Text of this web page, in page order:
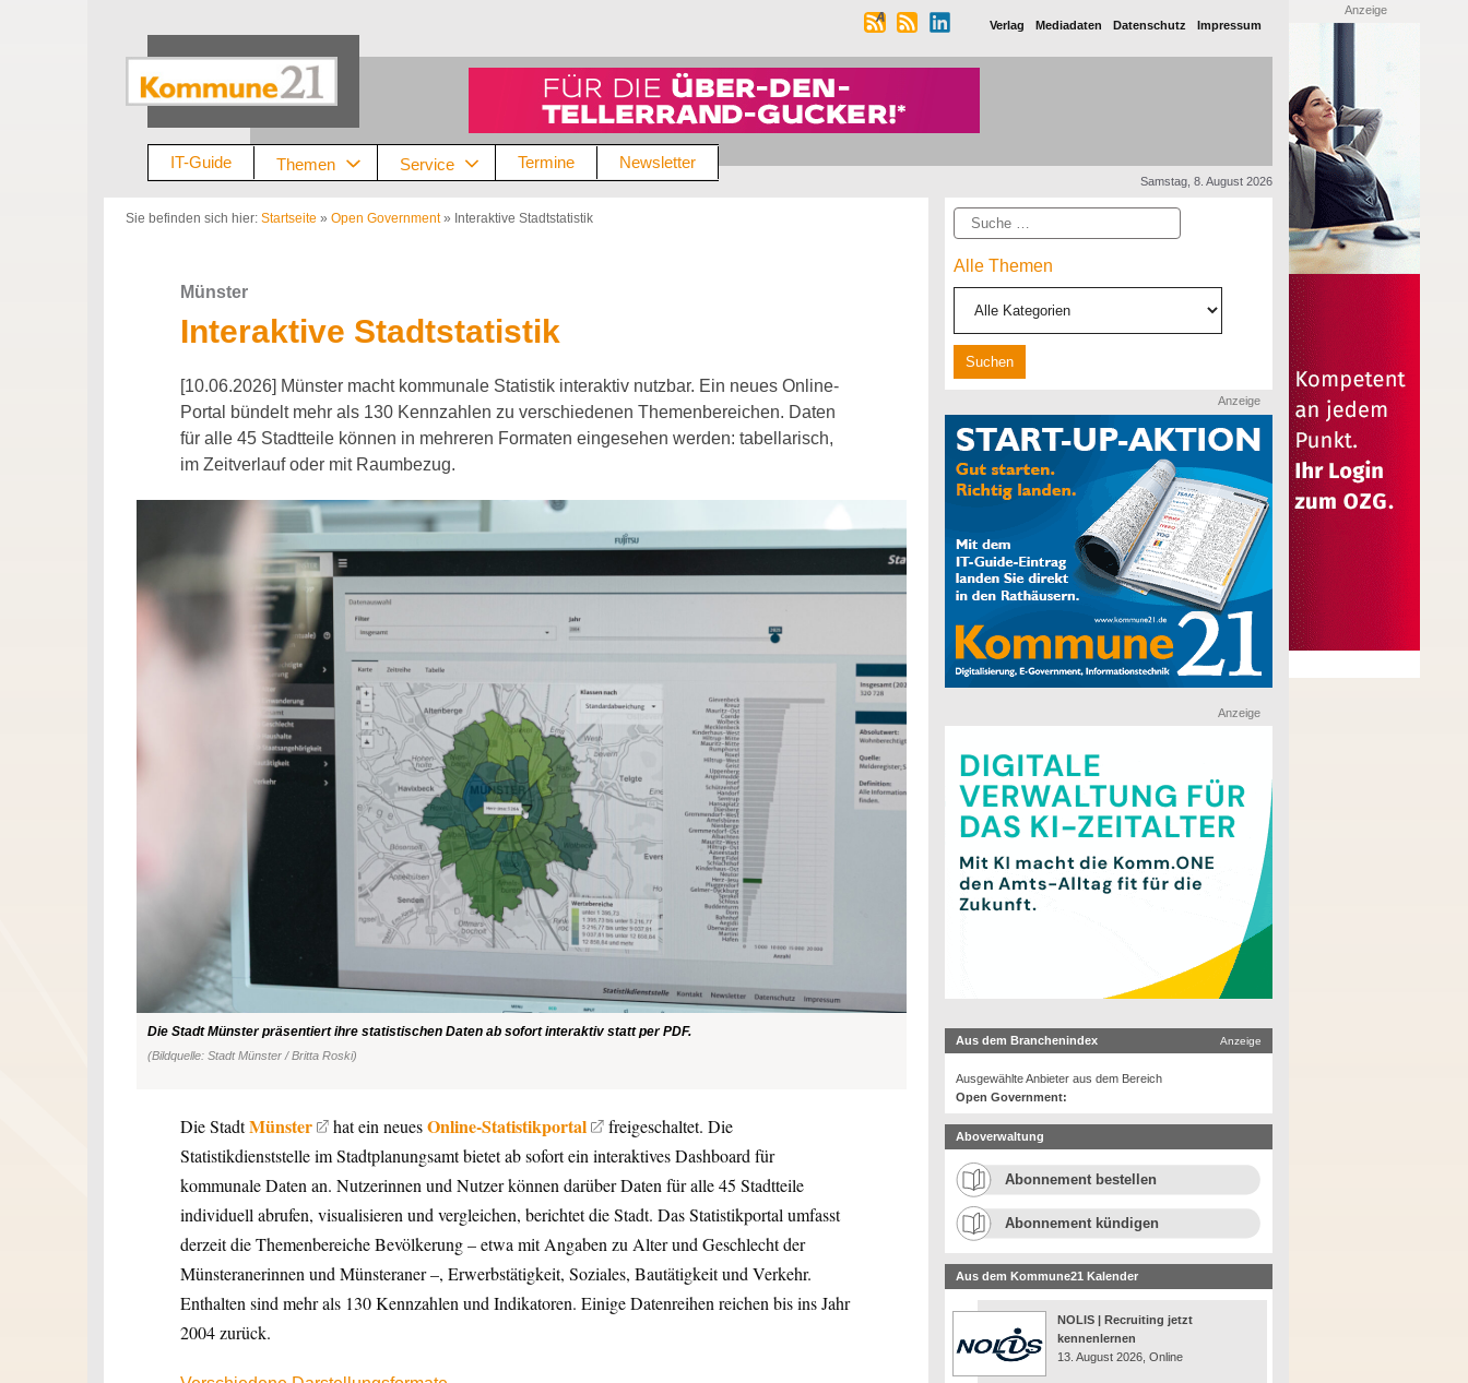
Verlag Mediadaten Datenschutz Impressum
IT-Guide Themen Service Termine Newsletter
Samstag, 8. August 2026
Sie befinden sich hier: Startseite » Open Government» Interaktive Stadtstatistik
Münster
Interaktive Stadtstatistik
[10.06.2026] Münster macht kommunale Statistik interaktiv nutzbar. Ein neues Online-
Portal bündelt mehr als 130 Kennzahlen zu verschiedenen Themenbereichen. Daten
für alle 45 Stadtteile können in mehreren Formaten eingesehen werden: tabellarisch,
im Zeitverlauf oder mit Raumbezug.
Die Stadt Münster präsentiert ihre statistischen Daten ab sofort interaktiv statt per PDF.
(Bildquelle: Stadt Münster / Britta Roski)
Die StadtMünster hat ein neuesOnline-Statistikportal
freigeschaltet. Die
Statistikdienststelle im Stadtplanungsamt bietet ab sofort ein interaktives Dashboard für
kommunale Daten an. Nutzerinnen und Nutzer können darüber Daten für alle 45 Stadtteile
individuell abrufen, visualisieren und vergleichen, berichtet die Stadt. Das Statistikportal umfasst
derzeit die Themenbereiche Bevölkerung – etwa mit Angaben zu Alter und Geschlecht der
Münsteranerinnen und Münsteraner –, Erwerbstätigkeit, Soziales, Bautätigkeit und Verkehr.
Enthalten sind mehr als 130 Kennzahlen und Indikatoren. Einige Datenreihen reichen bis ins Jahr
2004 zurück.
Suche
Alle Themen
Anzeige
Anzeige
Aus dem Branchenindex Anzeige
Ausgewählte Anbieter aus dem Bereich
Open Government:
Aboverwaltung
Abonnement bestellen
Abonnement kündigen
Aus dem Kommune21 Kalender
NOLIS | Recruiting jetzt
kennenlernen
13. August 2026, Online
Anzeige